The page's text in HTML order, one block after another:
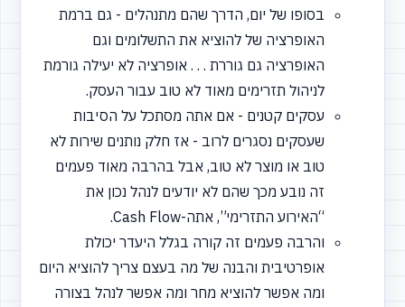
בסופו של יום, הדרך שהם מתנהלים - גם ברמת
האופרציה של להוציא את התשלומים וגם
האופרציה גם גוררת . . . אופרציה לא יעילה גורמת
לניהול תזרימים מאוד לא טוב עבור העסק.
עסקים קטנים - אם אתה מסתכל על הסיבות
שעסקים נסגרים לרוב - אז חלק נותנים שירות לא
טוב או מוצר לא טוב, אבל בהרבה מאוד פעמים
זה נובע מכך שהם לא יודעים לנהל נכון את
“האירועהתזרימי”, אתה-Cash Flow.
והרבה פעמים זה קורה בגלל היעדר יכולת
אופרטיבית והבנה של מה בעצם צריך להוציא היום
ומה אפשר להוציא מחר ומה אפשר לנהל בצורה